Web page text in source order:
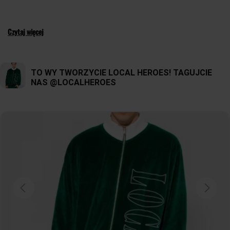
Czytaj więcej